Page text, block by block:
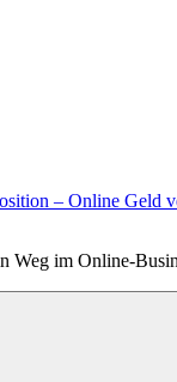
– Online Geld
Weg im Online-